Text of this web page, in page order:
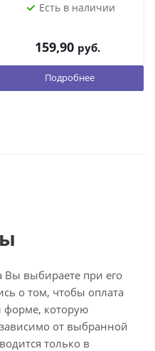
Есть в наличии
159,90 руб.
Подробнее
Вы выбираете при его
о том, чтобы оплата
форме, которую
от выбранной
только в